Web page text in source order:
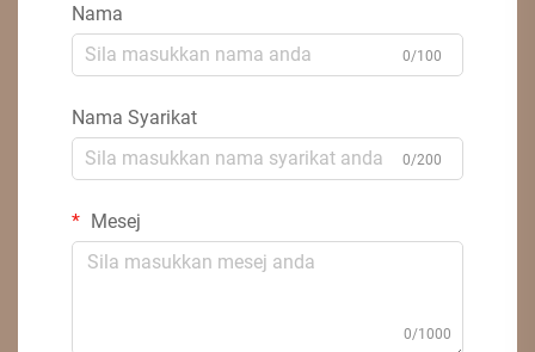
Nama
0/100
Nama Syarikat
0/200
Mesej
0/1000